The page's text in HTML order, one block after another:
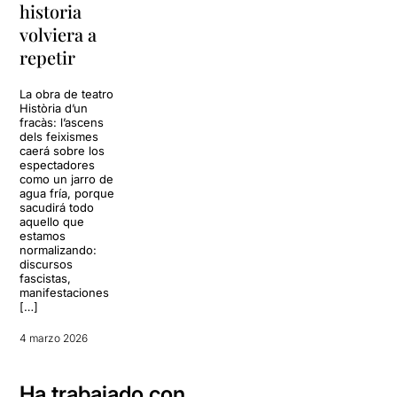
historia
volviera a
repetir
La obra de teatro
Història d’un
fracàs: l’ascens
dels feixismes
caerá sobre los
espectadores
como un jarro de
agua fría, porque
sacudirá todo
aquello que
estamos
normalizando:
discursos
fascistas,
manifestaciones
[…]
4 marzo 2026